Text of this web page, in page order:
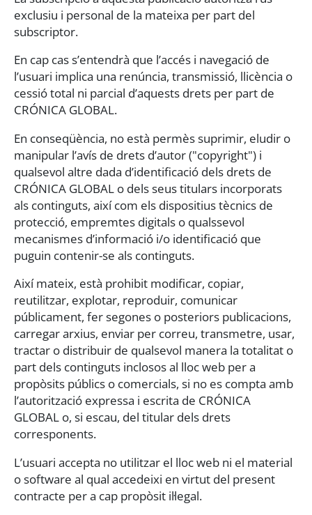
exclusiu i personal de la mateixa per part del
subscriptor.
En cap cas s’entendrà que l’accés i navegació de
l’usuari implica una renúncia, transmissió, llicència o
cessió total ni parcial d’aquests drets per part de
CRÓNICA GLOBAL.
En conseqüència, no està permès suprimir, eludir o
manipular l’avís de drets d’autor ("copyright") i
qualsevol altre dada d’identificació dels drets de
CRÓNICA GLOBAL o dels seus titulars incorporats
als continguts, així com els dispositius tècnics de
protecció, empremtes digitals o qualssevol
mecanismes d’informació i/o identificació que
puguin contenir-se als continguts.
Així mateix, està prohibit modificar, copiar,
reutilitzar, explotar, reproduir, comunicar
públicament, fer segones o posteriors publicacions,
carregar arxius, enviar per correu, transmetre, usar,
tractar o distribuir de qualsevol manera la totalitat o
part dels continguts inclosos al lloc web per a
propòsits públics o comercials, si no es compta amb
l’autorització expressa i escrita de CRÓNICA
GLOBAL o, si escau, del titular dels drets
corresponents.
L’usuari accepta no utilitzar el lloc web ni el material
o software al qual accedeixi en virtut del present
contracte per a cap propòsit il·legal.